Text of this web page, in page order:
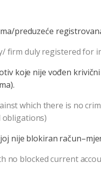
preduzeće
firm duly registered for
koje nije vođen
which there is no
nije blokiran
no blocked current